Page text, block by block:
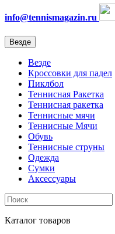
info@tennismagazin.ru
Везде
Везде
Кроссовки для падел
Пиклбол
Теннисная Ракетка
Теннисная ракетка
Теннисные мячи
Теннисные Мячи
Обувь
Теннисные струны
Одежда
Сумки
Аксессуары
Каталог товаров